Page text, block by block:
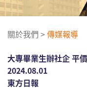
關於我們 >傳媒報導
大專畢業生辦社企 平
2024.08.01
東方日報